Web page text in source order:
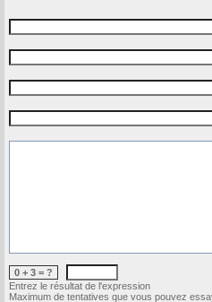
0 + 3 = ?
Entrez le résultat de l'expression
Maximum de tentatives que vous pouvez